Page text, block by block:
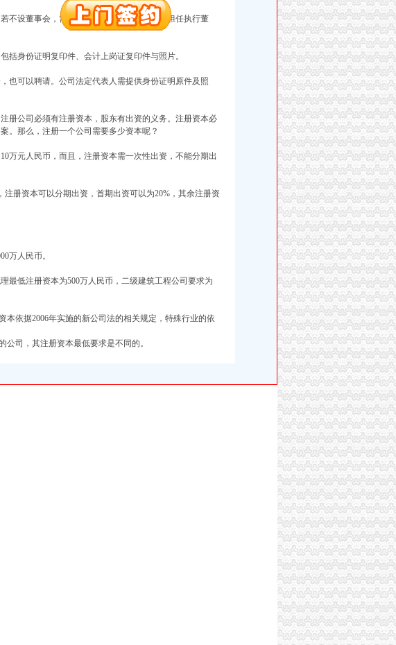
不设董事会，需设一名执行董事。股东可以担任执行董
身份证明复印件、会计上岗证复印件与照片。
也可以聘请。公司法定代表人需提供身份证明原件及照
册公司必须有注册资本，股东有出资的义务。注册资本必
。那么，注册一个公司需要多少资本呢？
万元人民币，而且，注册资本需一次性出资，不能分期出
册资本可以分期出资，首期出资可以为20%，其余注册资
万人民币。
最低注册资本为500万人民币，二级建筑工程公司要求为
依据2006年实施的新公司法的相关规定，特殊行业的依
司，其注册资本最低要求是不同的。